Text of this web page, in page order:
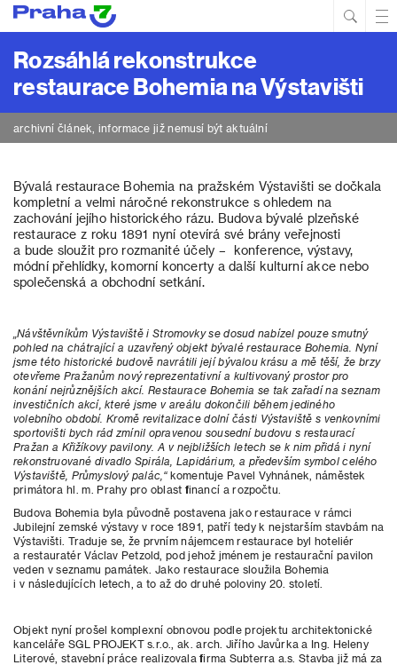
Rozsáhlá rekonstrukce
restaurace Bohemia na Výstavišti
archivní článek, informace již nemusí být aktuální
Bývalá restaurace Bohemia na pražském Výstavišti se dočkala
kompletní a velmi náročné rekonstrukce s ohledem na
zachování jejího historického rázu. Budova bývalé plzeňské
restaurace z roku 1891 nyní otevírá své brány veřejnosti
a bude sloužit pro rozmanité účely – konference, výstavy,
módní přehlídky, komorní koncerty a další kulturní akce nebo
společenská a obchodní setkání.
„Návštěvníkům Výstaviště i Stromovky se dosud nabízel pouze smutný
pohled na chátrající a uzavřený objekt bývalé restaurace Bohemia. Nyní
jsme této historické budově navrátili její bývalou krásu a mě těší, že brzy
otevřeme Pražanům nový reprezentativní a kultivovaný prostor pro
konání nejrůznějších akcí. Restaurace Bohemia se tak zařadí na seznam
investičních akcí, které jsme v areálu dokončili během jediného
volebního období. Kromě revitalizace dolní části Výstaviště s venkovními
sportovišti bych rád zmínil opravenou sousední budovu s restaurací
Pražan a Křižíkovy pavilony. A v nejbližších letech se k nim přidá i nyní
rekonstruované divadlo Spirála, Lapidárium, a především symbol celého
Výstaviště, Průmyslový palác,“komentuje Pavel Vyhnánek, náměstek
primátora hl. m. Prahy pro oblast financí a rozpočtu.
Budova Bohemia byla původně postavena jako restaurace v rámci
Jubilejní zemské výstavy v roce 1891, patří tedy k nejstarším stavbám na
Výstavišti. Traduje se, že prvním nájemcem restaurace byl hoteliér
a restauratér Václav Petzold, pod jehož jménem je restaurační pavilon
veden v seznamu památek. Jako restaurace sloužila Bohemia
i v následujících letech, a to až do druhé poloviny 20. století.
Objekt nyní prošel komplexní obnovou podle projektu architektonické
kanceláře SGL PROJEKT s.r.o., ak. arch. Jiřího Javůrka a Ing. Heleny
Literové, stavební práce realizovala firma Subterra a.s. Stavba již má za